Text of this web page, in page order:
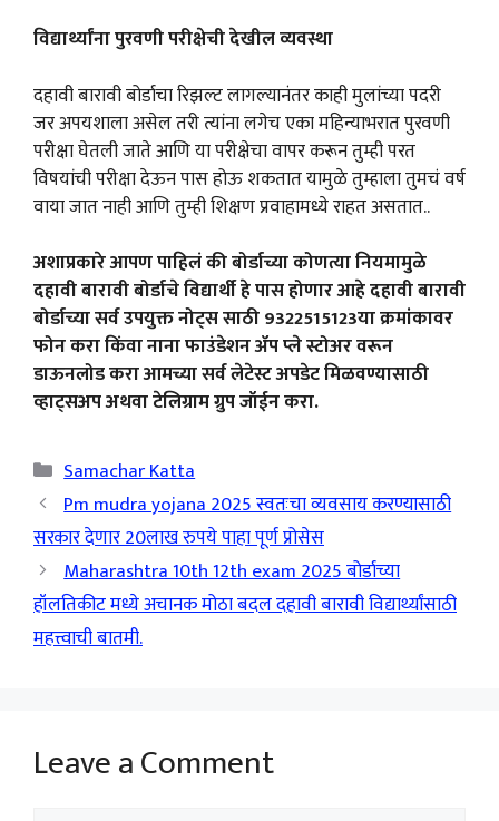
विद्यार्थ्यांना पुरवणी परीक्षेची देखील व्यवस्था
दहावी बारावी बोर्डाचा रिझल्ट लागल्यानंतर काही मुलांच्या पदरी
जर अपयशाला असेल तरी त्यांना लगेच एका महिन्याभरात पुरवणी
परीक्षा घेतली जाते आणि या परीक्षेचा वापर करून तुम्ही परत
विषयांची परीक्षा देऊन पास होऊ शकतात यामुळे तुम्हाला तुमचं वर्ष
वाया जात नाही आणि तुम्ही शिक्षण प्रवाहामध्ये राहत असतात..
अशाप्रकारे आपण पाहिलं की बोर्डाच्या कोणत्या नियमामुळे
दहावी बारावी बोर्डाचे विद्यार्थी हे पास होणार आहे दहावी बारावी
बोर्डाच्या सर्व उपयुक्त नोट्स साठी 9322515123या क्रमांकावर
फोन करा किंवा नाना फाउंडेशन ॲप प्ले स्टोअर वरून
डाऊनलोड करा आमच्या सर्व लेटेस्ट अपडेट मिळवण्यासाठी
व्हाट्सअप अथवा टेलिग्राम ग्रुप जॉईन करा.
Categories
Samachar Katta
Pm mudra yojana 2025 स्वतःचा व्यवसाय करण्यासाठी
सरकार देणार 20लाख रुपये पाहा पूर्ण प्रोसेस
Maharashtra 10th 12th exam 2025 बोर्डाच्या
हॉलतिकीट मध्ये अचानक मोठा बदल दहावी बारावी विद्यार्थ्यांसाठी
महत्त्वाची बातमी.
Leave a Comment